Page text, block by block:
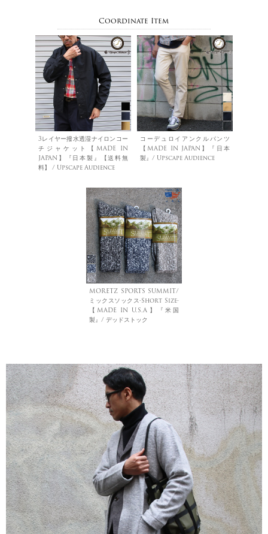
Coordinate Item
3レイヤー撥水透湿ナイロンコー
チジャケット【MADE IN
JAPAN】『日本製』【送料無
料】 / Upscape Audience
コーデュロイアンクルパンツ
【MADE IN JAPAN】『日本
製』/ Upscape Audience
MORETZ SPORTS SUMMIT/
ミックスソックス-Short Size-
【MADE IN U.S.A】『米国
製』/ デッドストック